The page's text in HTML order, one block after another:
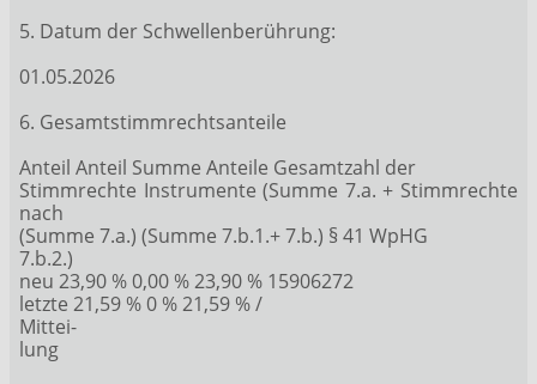
5. Datum der Schwellenberührung:
01.05.2026
6. Gesamtstimmrechtsanteile
Anteil Anteil Summe Anteile Gesamtzahl der
Stimmrechte Instrumente (Summe 7.a. + Stimmrechte
nach
(Summe 7.a.) (Summe 7.b.1.+ 7.b.) § 41 WpHG
7.b.2.)
neu 23,90 % 0,00 % 23,90 % 15906272
letzte 21,59 % 0 % 21,59 % /
Mittei-
lung